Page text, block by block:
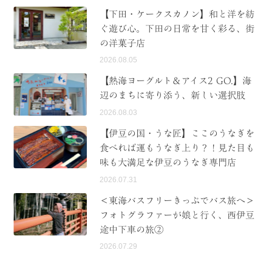
【下田・ケークスカノン】和と洋を紡
ぐ遊び心。下田の日常を甘く彩る、街
の洋菓子店
2026.08.05
【熱海ヨーグルト＆アイス2 GO.】海
辺のまちに寄り添う、新しい選択肢
2026.08.03
【伊豆の国・うな匠】ここのうなぎを
食べれば運もうなぎ上り？！見た目も
味も大満足な伊豆のうなぎ専門店
2026.07.31
＜東海バスフリーきっぷでバス旅へ＞
フォトグラファーが娘と行く、西伊豆
途中下車の旅②
2026.07.29